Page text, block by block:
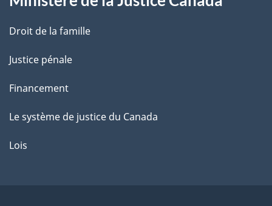
e
Droit de la famille
Justice pénale
Financement
Le système de justice du Canada
Lois